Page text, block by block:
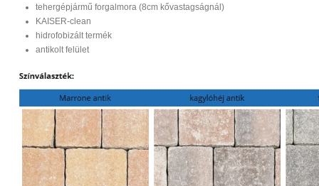
tehergépjármű forgalmora (8cm kővastagságnál)
KAISER-clean
hidrofobizált termék
antikolt felület